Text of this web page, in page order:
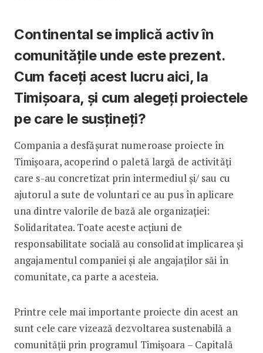
Continental se implică activ în
comunitățile unde este prezent.
Cum faceți acest lucru aici, la
Timișoara, și cum alegeți proiectele
pe care le susțineți?
Compania a desfășurat numeroase proiecte în
Timișoara, acoperind o paletă largă de activități
care s-au concretizat prin intermediul și/ sau cu
ajutorul a sute de voluntari ce au pus în aplicare
una dintre valorile de bază ale organizației:
Solidaritatea. Toate aceste acțiuni de
responsabilitate socială au consolidat implicarea și
angajamentul companiei și ale angajaților săi în
comunitate, ca parte a acesteia.
Printre cele mai importante proiecte din acest an
sunt cele care vizează dezvoltarea sustenabilă a
comunității prin programul Timișoara – Capitală